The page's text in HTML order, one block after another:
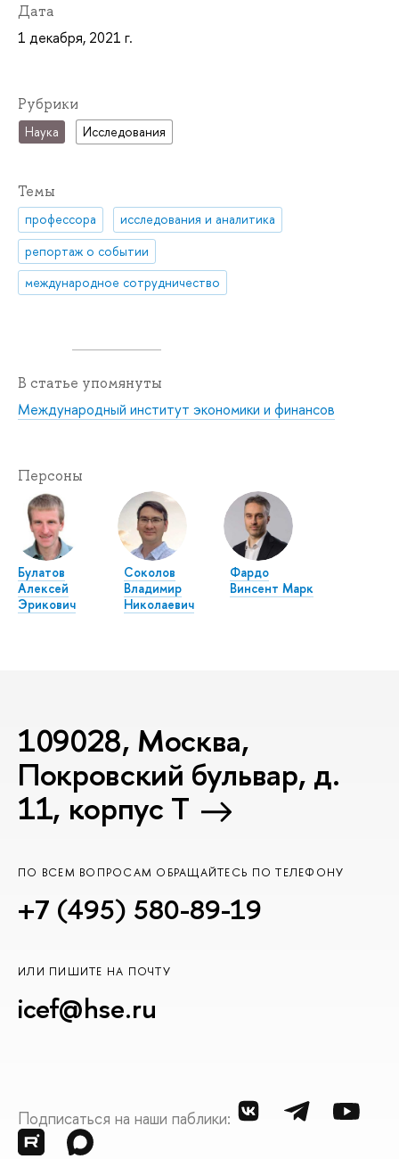
Дата
1 декабря, 2021 г.
Рубрики
Наука Исследования
Темы
профессора
исследования и аналитика
репортаж о событии
международное сотрудничество
В статье упомянуты
Международный институт экономики и финансов
Персоны
Булатов
Алексей
Эрикович
Соколов
Владимир
Николаевич
Фардо
Винсент Марк
109028, Москва,
Покровский бульвар, д.
11, корпус T
ПО ВСЕМ ВОПРОСАМ ОБРАЩАЙТЕСЬ ПО ТЕЛЕФОНУ
+7 (495) 580-89-19
ИЛИ ПИШИТЕ НА ПОЧТУ
icef@hse.ru
Подписаться на наши паблики: